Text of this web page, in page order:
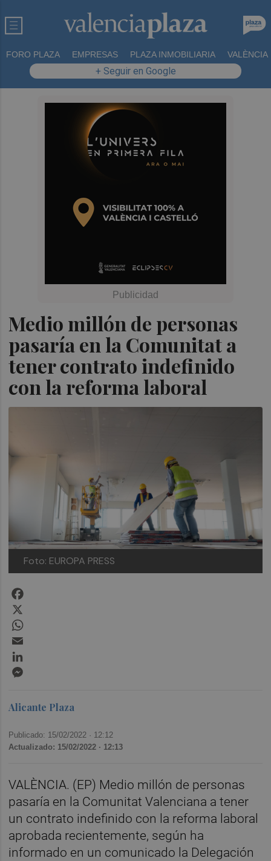
FORO PLAZA EMPRESAS PLAZA INMOBILIARIA VALÈNCIA
+ Seguir en Google
Medio millón de personas
pasaría en la Comunitat a
tener contrato indefinido
con la reforma laboral
Foto: EUROPA PRESS
Alicante Plaza
Publicado: 15/02/2022 · 12:12
Actualizado: 15/02/2022 · 12:13
VALÈNCIA. (EP) Medio millón de personas
pasaría en la Comunitat Valenciana a tener
un contrato indefinido con la reforma laboral
aprobada recientemente, según ha
informado en un comunicado la Delegación